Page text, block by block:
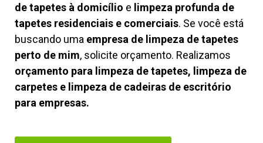
de tapetes à domicílio e limpeza profunda de
tapetes residenciais e comerciais. Se você está
buscando uma empresa de limpeza de tapetes
perto de mim, solicite orçamento. Realizamos
orçamento para limpeza de tapetes, limpeza de
carpetes e limpeza de cadeiras de escritório
para empresas.